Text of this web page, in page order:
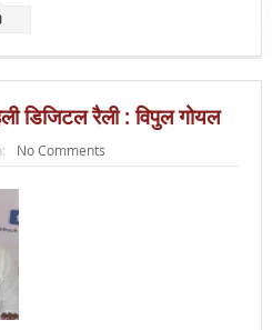
डिजिटल रैली : विपुल गोयल
No Comments